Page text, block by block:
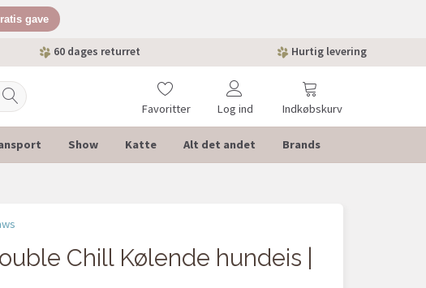
gave
60 dages returret Hurtig levering
Indkøbskurv
Favoritter Log ind
Show Katte Alt det andet Brands
Chill Kølende hundeis |